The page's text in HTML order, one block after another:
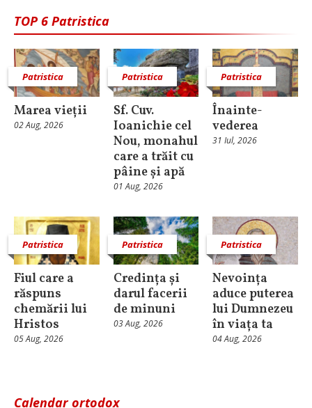
TOP 6 Patristica
Patristica
Marea vieții
02 Aug, 2026
Patristica
Sf. Cuv.
Ioanichie cel
Nou, monahul
care a trăit cu
pâine și apă
01 Aug, 2026
Patristica
Înainte-
vederea
31 Iul, 2026
Patristica
Fiul care a
răspuns
chemării lui
Hristos
05 Aug, 2026
Patristica
Credința și
darul facerii
de minuni
03 Aug, 2026
Patristica
Nevoința
aduce puterea
lui Dumnezeu
în viața ta
04 Aug, 2026
Calendar ortodox